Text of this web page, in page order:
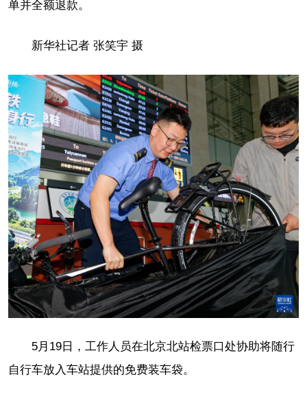
单并全额退款。
新华社记者 张笑宇 摄
5月19日，工作人员在北京北站检票口处协助将随行
自行车放入车站提供的免费装车袋。